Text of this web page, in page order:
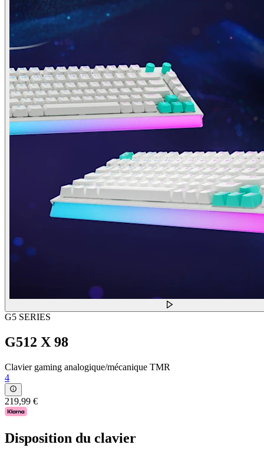
G5 SERIES
G512 X 98
Clavier gaming analogique/mécanique TMR
4
219,99 €
Disposition du clavier